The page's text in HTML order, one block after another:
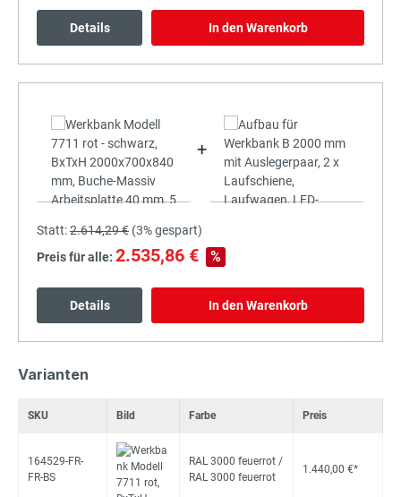
Details In den Warenkorb
+
Statt:2.614,29 € (3%gespart)
Preis für alle: 2.535,86 € %
Details In den Warenkorb
Varianten
SKU Bild Farbe Preis
164529-FR-
FR-BS
RAL 3000 feuerrot /
RAL 3000 feuerrot
1.440,00 €*